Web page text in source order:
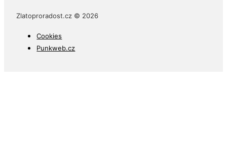
Zlatoproradost.cz © 2026
Cookies
Punkweb.cz